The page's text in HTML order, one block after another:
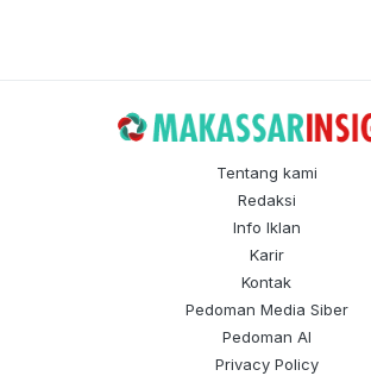
Tentang kami
Redaksi
Info Iklan
Karir
Kontak
Pedoman Media Siber
Pedoman AI
Privacy Policy